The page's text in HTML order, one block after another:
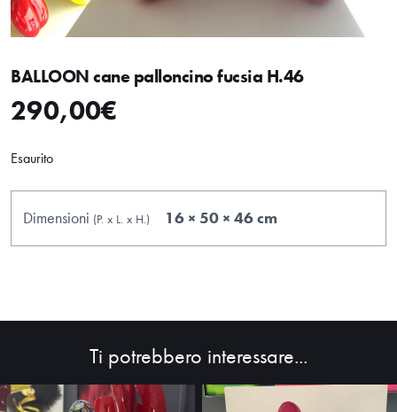
BALLOON cane palloncino fucsia H.46
290,00€
Esaurito
Dimensioni (P. x L. x H. ) 16 × 50 × 46 cm
Ti potrebbero interessare...